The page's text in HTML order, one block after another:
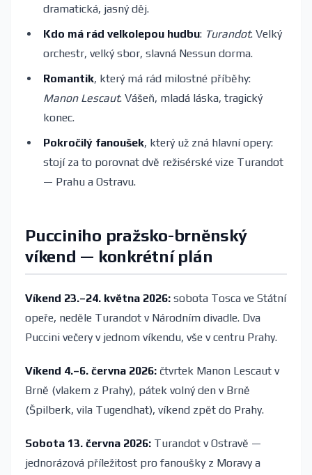
dramatická, jasný děj.
Kdo má rád velkolepou hudbu: Turandot. Velký
orchestr, velký sbor, slavná Nessun dorma.
Romantik, který má rád milostné příběhy:
Manon Lescaut. Vášeň, mladá láska, tragický
konec.
Pokročilý fanoušek, který už zná hlavní opery:
stojí za to porovnat dvě režisérské vize Turandot
— Prahu a Ostravu.
Pucciniho pražsko-brněnský
víkend — konkrétní plán
Víkend 23.–24. května 2026: sobota Tosca ve Státní
opeře, neděle Turandot v Národním divadle. Dva
Puccini večery v jednom víkendu, vše v centru Prahy.
Víkend 4.–6. června 2026: čtvrtek Manon Lescaut v
Brně (vlakem z Prahy), pátek volný den v Brně
(Špilberk, vila Tugendhat), víkend zpět do Prahy.
Sobota 13. června 2026: Turandot v Ostravě —
jednorázová příležitost pro fanoušky z Moravy a